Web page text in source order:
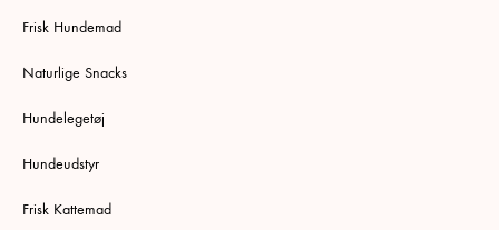
Frisk Hundemad
Naturlige Snacks
Hundelegetøj
Hundeudstyr
Frisk Kattemad